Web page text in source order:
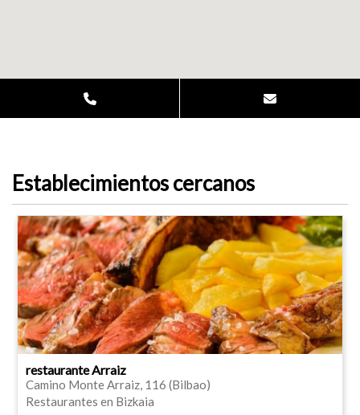
Establecimientos cercanos
restaurante Arraiz
Camino Monte Arraiz, 116 (Bilbao)
Restaurantes en Bizkaia